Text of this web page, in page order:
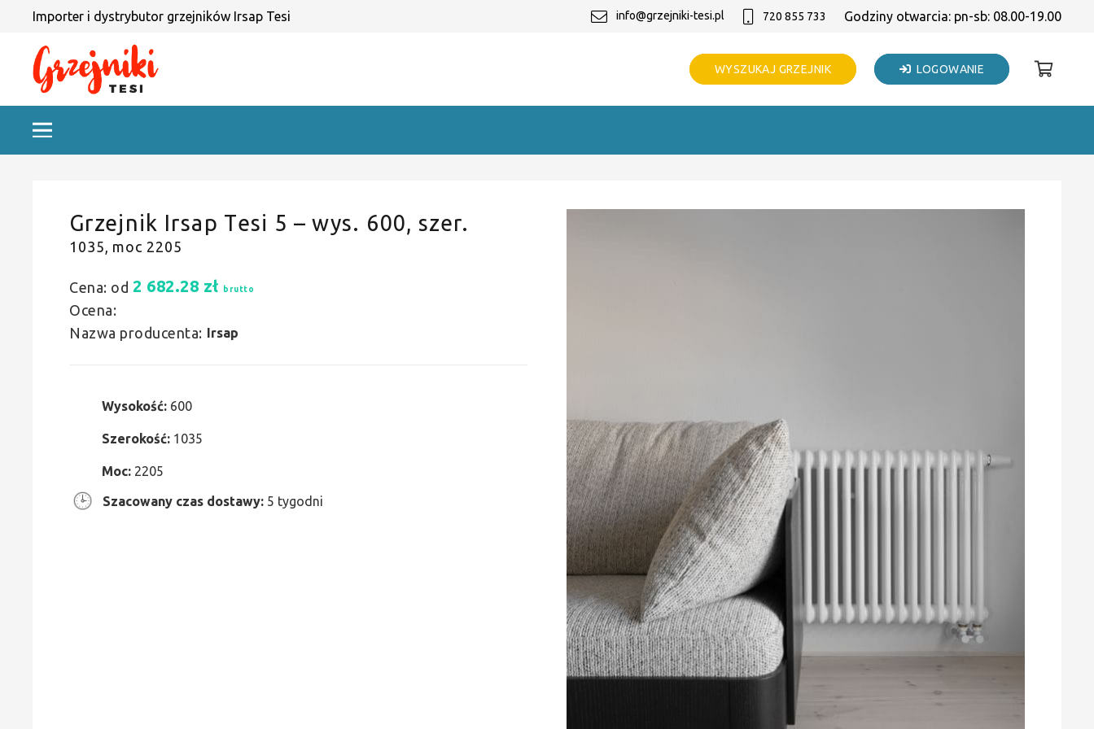
Importer i dystrybutor grzejników Irsap Tesi info@grzejniki-tesi.pl 720 855 733 Godziny otwarcia: pn-sb: 08.00-19.00
WYSZUKAJ GRZEJNIK LOGOWANIE
Grzejnik Irsap Tesi 5 – wys. 600, szer.
1035, moc 2205
Cena: od 2 682.28 zł brutto
Ocena:
Nazwa producenta: Irsap
Wysokość: 600
Szerokość: 1035
Moc: 2205
Szacowany czas dostawy: 5 tygodni